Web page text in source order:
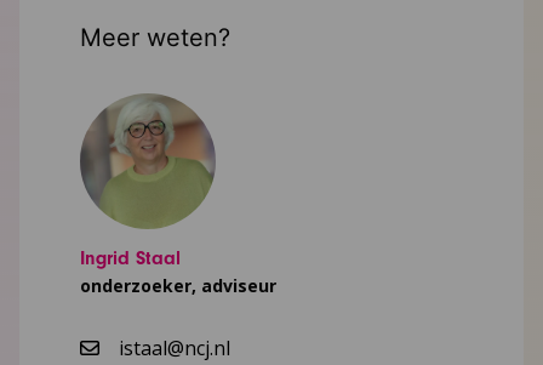
Meer weten?
Ingrid Staal
onderzoeker, adviseur
istaal@ncj.nl